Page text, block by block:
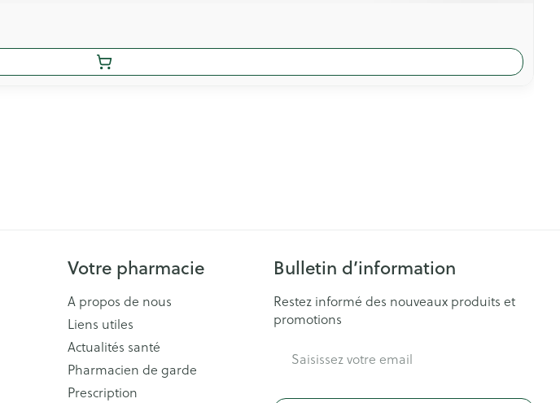
Votre pharmacie
A propos de nous
Liens utiles
Actualités santé
Pharmacien de garde
Prescription
Bulletin d’information
Restez informé des nouveaux produits et
promotions